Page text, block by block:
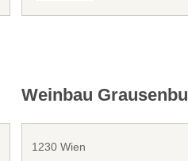
Weinbau
1230 Wien